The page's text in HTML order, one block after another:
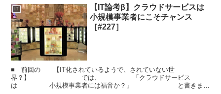
IT
【IT論考β】クラウドサービスは
小規模事業者にこそチャンス
［#227］
■ 前回の 【IT化されているようで、されていない世
界？】 では、 「クラウドサービス
は 小規模事業者には福音か？」 と書きまし